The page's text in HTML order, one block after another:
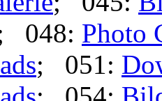
; 045:
048: Photo
; 051: